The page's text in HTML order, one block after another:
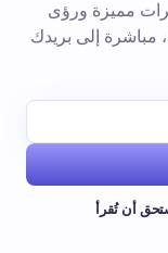
مميزة ورؤى
مباشرة إلى بريدك
أن تُقرأ